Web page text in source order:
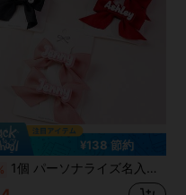
¥138 節約
1個 パーソナライズ名入りリボンヘアクリップ、マルチカラー パーソナライズヘアクリップ、カスタム名入りヘアクリップ 女の子用、女の子用リボンヘアクリップ